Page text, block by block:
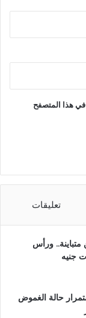
في هذا المتصفح
تعليقات
متباينة.. ورأس
حالة الغموض